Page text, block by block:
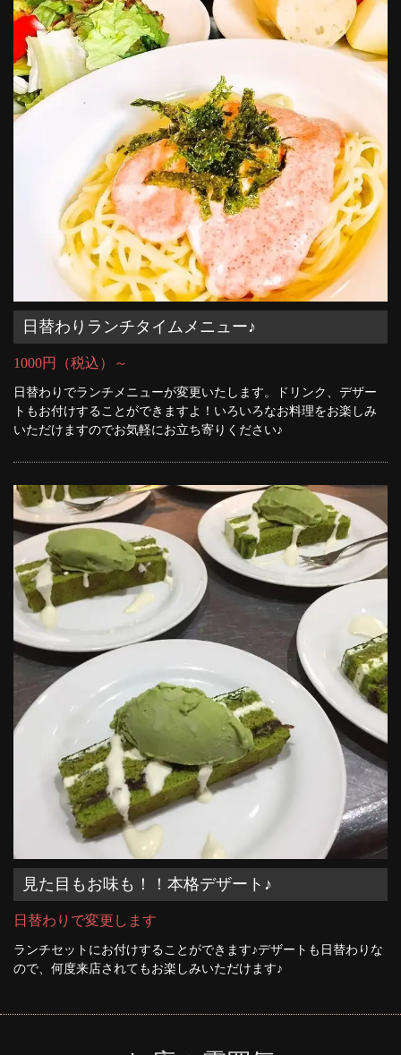
日替わりランチタイムメニュー♪
1000円（税込）～
日替わりでランチメニューが変更いたします。ドリンク、デザー
トもお付けすることができますよ！いろいろなお料理をお楽しみ
いただけますのでお気軽にお立ち寄りください♪
見た目もお味も！！本格デザート♪
日替わりで変更します
ランチセットにお付けすることができます♪デザートも日替わりな
ので、何度来店されてもお楽しみいただけます♪